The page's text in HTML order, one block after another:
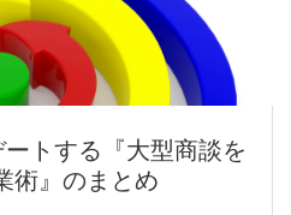
トする『大型商談を
術』のまとめ